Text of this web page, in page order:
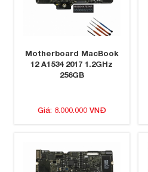
Motherboard MacBook
12 A1534 2017 1.2GHz
256GB
Giá: 8.000.000 VNĐ